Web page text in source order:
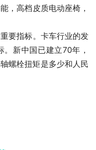
，高档皮质电动座椅，
要指标。卡车行业的发
新中国已建立70年，
螺栓扭矩是多少和人民